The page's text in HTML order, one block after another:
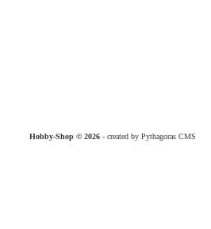
Hobby-Shop © 2026 - created by Pythagoras CMS